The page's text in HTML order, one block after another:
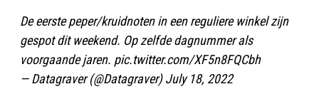
De eerste peper/kruidnoten in een reguliere winkel zijn
gespot dit weekend. Op zelfde dagnummer als
voorgaande jaren. pic.twitter.com/XF5n8FQCbh
— Datagraver (@Datagraver)July 18, 2022